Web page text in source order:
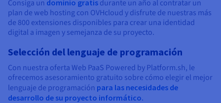
Consiga un dominio gratis durante un año al contratar un
plan de web hosting con OVHcloud y disfrute de nuestras más
de 800 extensiones disponibles para crear una identidad
digital a imagen y semejanza de su proyecto.
Selección del lenguaje de programación
Con nuestra oferta Web PaaS Powered by Platform.sh, le
ofrecemos asesoramiento gratuito sobre cómo elegir el mejor
lenguaje de programación para las necesidades de
desarrollo de su proyecto informático.